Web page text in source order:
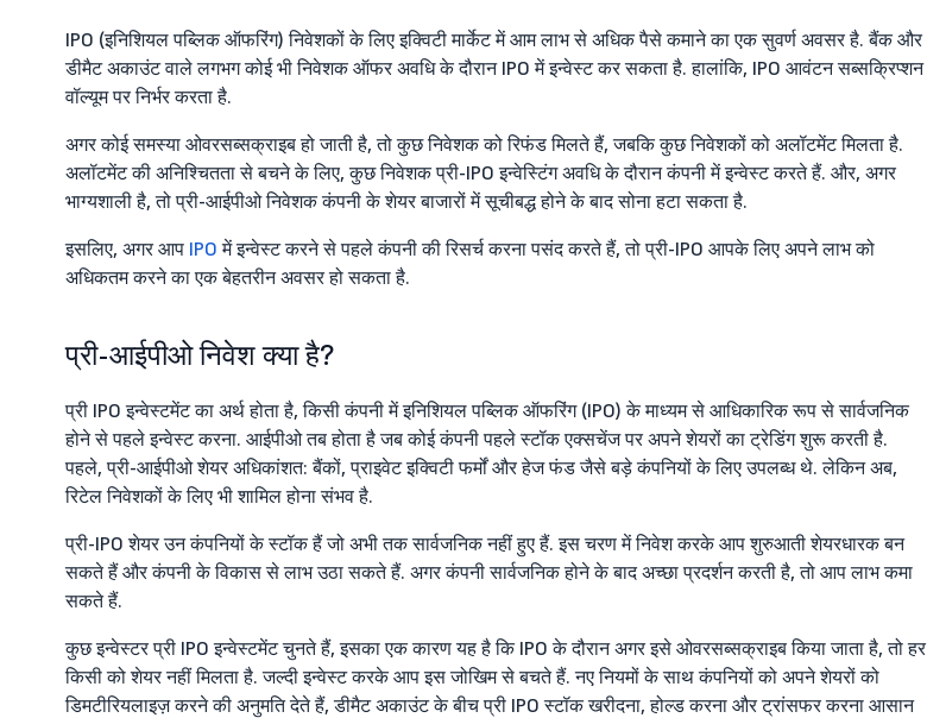
IPO (इनिशियल पब्लिक ऑफरिंग) निवेशकों के लिए इक्विटी मार्केट में आम लाभ से अधिक पैसे कमाने का एक सुवर्ण अवसर है. बैंक और
डीमैट अकाउंट वाले लगभग कोई भी निवेशक ऑफर अवधि के दौरान IPO में इन्वेस्ट कर सकता है. हालांकि, IPO आवंटन सब्सक्रिप्शन
वॉल्यूम पर निर्भर करता है.
अगर कोई समस्या ओवरसब्सक्राइब हो जाती है, तो कुछ निवेशक को रिफंड मिलते हैं, जबकि कुछ निवेशकों को अलॉटमेंट मिलता है.
अलॉटमेंट की अनिश्चितता से बचने के लिए, कुछ निवेशक प्री-IPO इन्वेस्टिंग अवधि के दौरान कंपनी में इन्वेस्ट करते हैं. और, अगर
भाग्यशाली है, तो प्री-आईपीओ निवेशक कंपनी के शेयर बाजारों में सूचीबद्ध होने के बाद सोना हटा सकता है.
इसलिए, अगर आप IPO में इन्वेस्ट करने से पहले कंपनी की रिसर्च करना पसंद करते हैं, तो प्री-IPO आपके लिए अपने लाभ को
अधिकतम करने का एक बेहतरीन अवसर हो सकता है.
प्री-आईपीओ निवेश क्या है?
प्री IPO इन्वेस्टमेंट का अर्थ होता है, किसी कंपनी में इनिशियल पब्लिक ऑफरिंग (IPO) के माध्यम से आधिकारिक रूप से सार्वजनिक
होने से पहले इन्वेस्ट करना. आईपीओ तब होता है जब कोई कंपनी पहले स्टॉक एक्सचेंज पर अपने शेयरों का ट्रेडिंग शुरू करती है.
पहले, प्री-आईपीओ शेयर अधिकांशत: बैंकों, प्राइवेट इक्विटी फर्मों और हेज फंड जैसे बड़े कंपनियों के लिए उपलब्ध थे. लेकिन अब,
रिटेल निवेशकों के लिए भी शामिल होना संभव है.
प्री-IPO शेयर उन कंपनियों के स्टॉक हैं जो अभी तक सार्वजनिक नहीं हुए हैं. इस चरण में निवेश करके आप शुरुआती शेयरधारक बन
सकते हैं और कंपनी के विकास से लाभ उठा सकते हैं. अगर कंपनी सार्वजनिक होने के बाद अच्छा प्रदर्शन करती है, तो आप लाभ कमा
सकते हैं.
कुछ इन्वेस्टर प्री IPO इन्वेस्टमेंट चुनते हैं, इसका एक कारण यह है कि IPO के दौरान अगर इसे ओवरसब्सक्राइब किया जाता है, तो हर
किसी को शेयर नहीं मिलता है. जल्दी इन्वेस्ट करके आप इस जोखिम से बचते हैं. नए नियमों के साथ कंपनियों को अपने शेयरों को
डिमटीरियलाइज़ करने की अनुमति देते हैं, डीमैट अकाउंट के बीच प्री IPO स्टॉक खरीदना, होल्ड करना और ट्रांसफर करना आसान